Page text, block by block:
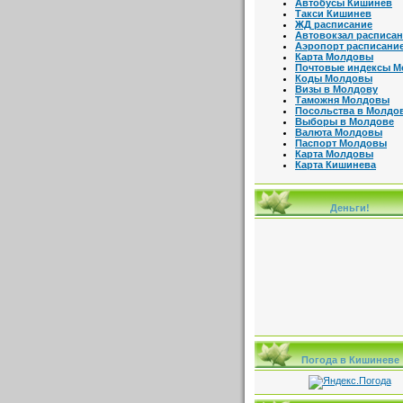
Автобусы Кишинев
Такси Кишинев
ЖД расписание
Автовокзал
Аэропорт
Карта Молдовы
Почтовые индексы
Коды Молдовы
Визы в Молдову
Таможня Молдовы
Посольства в
Выборы в Молдове
Валюта Молдовы
Паспорт Молдовы
Карта Молдовы
Карта Кишинева
Деньги!
Погода в Кишиневе